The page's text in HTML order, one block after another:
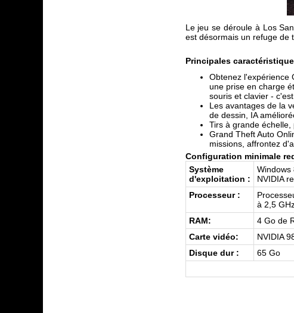
Le jeu se déroule à Los
est désormais un refuge de
Principales
Obtenez l'expérience
une prise en charge
souris et clavier -
Les avantages de la
de dessin, IA
Tirs à grande
Grand Theft Auto
missions, affrontez
Configuration minimale
Système
d'exploitation :
Windows
NVIDIA
Processeur :
à 2,5
RAM:
4 Go de
Carte vidéo:
NVIDIA
Disque dur :
65 Go